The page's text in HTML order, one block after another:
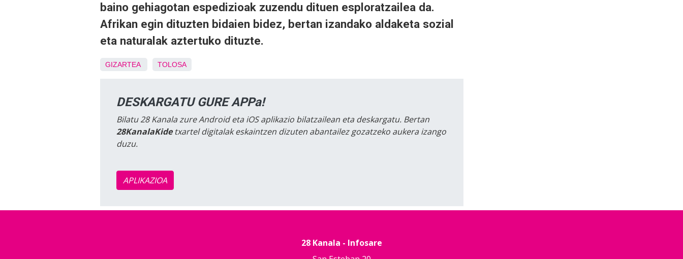
baino gehiagotan espedizioak zuzendu dituen esploratzailea da.
Afrikan egin dituzten bidaien bidez, bertan izandako aldaketa sozial
eta naturalak aztertuko dituzte.
GIZARTEA TOLOSA
DESKARGATU GURE APPa!
Bilatu 28 Kanala zure Android eta iOS aplikazio bilatzailean eta deskargatu. Bertan
28KanalaKidetxartel digitalak eskaintzen dizuten abantailez gozatzeko aukera izango
duzu.
APLIKAZIOA
28 Kanala - Infosare